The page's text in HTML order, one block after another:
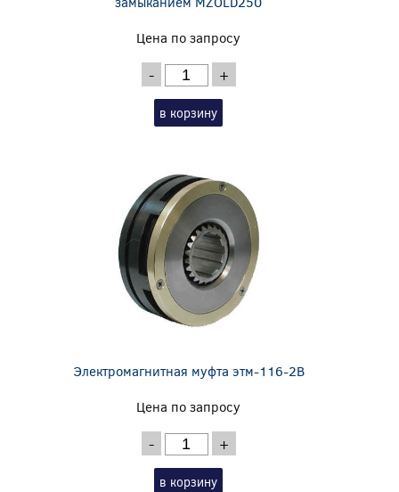
Цена по запросу
- +
в корзину
Электромагнитная муфта этм-116-2В
Цена по запросу
- +
в корзину